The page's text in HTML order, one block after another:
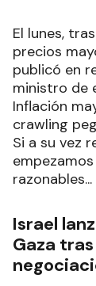
El lunes,
precios
publicó en
ministro de
Inflación
crawling
Si a su vez
razonables...
Israel
Gaza